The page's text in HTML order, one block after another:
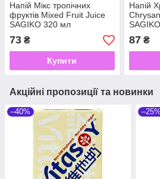
Напій Мікс тропічних
фруктів Mixed Fruit Juice
SAGIKO 320 мл
73 ₴
Купити
Напій
87₴
Акційні пропозиції та новинки
–40% –25%